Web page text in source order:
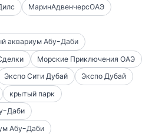
МаринАдвенчерсОАЭ
аквариум Абу-Даби
Морские Приключения ОАЭ
Экспо Сити Дубай
Экспо Дубай
крытый парк
Даби
Абу-Даби